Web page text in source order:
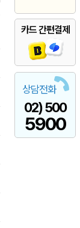
카드 간편결제
상담전화
02) 500
5900